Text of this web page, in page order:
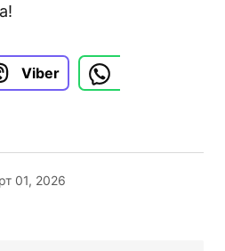
Viber
01, 2026